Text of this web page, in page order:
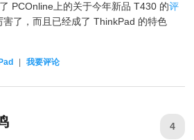
PCOnline上的关于今年新品 T430 的评
了，而且已经成了 ThinkPad 的特色
我要评论
4